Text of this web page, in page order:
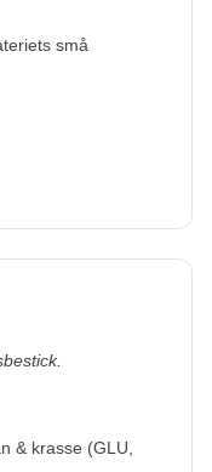
små
& krasse (GLU,